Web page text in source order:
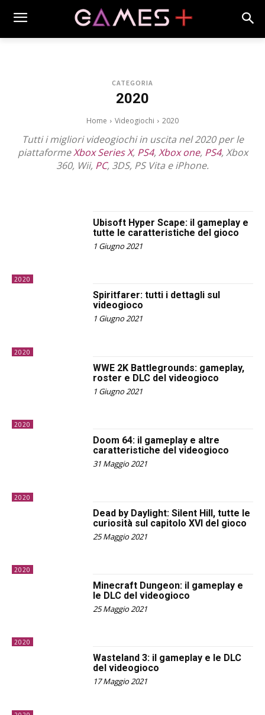
CATEGORIA
2020
Home Videogiochi 2020
Tutti i migliori videogiochi in uscita nel 2020 per le
piattaformeXbox Series X, PS4,Xbox one, PS4, Xbox
360, Wii, PC, 3DS, PS Vita e iPhone.
2020
Ubisoft Hyper Scape: il gameplay e
tutte le caratteristiche del gioco
1 Giugno 2021
2020
Spiritfarer: tutti i dettagli sul
videogioco
1 Giugno 2021
2020
WWE 2K Battlegrounds: gameplay,
roster e DLC del videogioco
1 Giugno 2021
2020
Doom 64: il gameplay e altre
caratteristiche del videogioco
31 Maggio 2021
2020
Dead by Daylight: Silent Hill, tutte le
curiosità sul capitolo XVI del gioco
25 Maggio 2021
2020
Minecraft Dungeon: il gameplay e
le DLC del videogioco
25 Maggio 2021
Wasteland 3: il gameplay e le DLC
del videogioco
17 Maggio 2021